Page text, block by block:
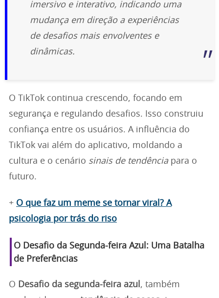
imersivo e interativo, indicando uma
mudança em direção a experiências
de desafios mais envolventes e
dinâmicas.
O TikTok continua crescendo, focando em
segurança e regulando desafios. Isso construiu
confiança entre os usuários. A influência do
TikTok vai além do aplicativo, moldando a
cultura e o cenário sinais de tendênciapara o
futuro.
+ O que faz um meme se tornar viral? A
psicologia por trás do riso
O Desafio da Segunda-feira Azul: Uma Batalha
de Preferências
O Desafio da segunda-feira azul , também